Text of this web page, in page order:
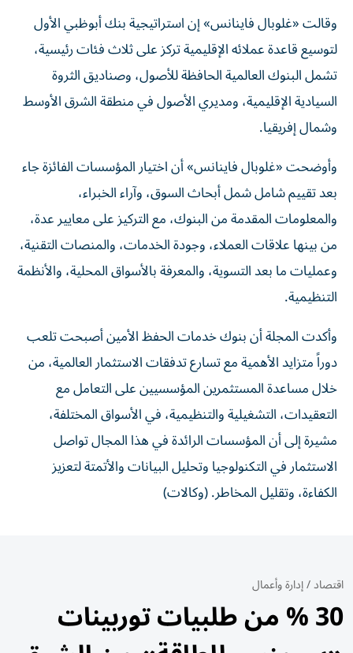
وقالت «غلوبال فاينانس» إن استراتيجية بنك أبوظبي الأول
لتوسيع قاعدة عملائه الإقليمية تركز على ثلاث فئات رئيسية،
تشمل البنوك العالمية الحافظة للأصول، وصناديق الثروة
السيادية الإقليمية، ومديري الأصول في منطقة الشرق الأوسط
وشمال إفريقيا.
وأوضحت «غلوبال فاينانس» أن اختيار المؤسسات الفائزة جاء
بعد تقييم شامل شمل أبحاث السوق، وآراء الخبراء،
والمعلومات المقدمة من البنوك، مع التركيز على معايير عدة،
من بينها علاقات العملاء، وجودة الخدمات، والمنصات التقنية،
وعمليات ما بعد التسوية، والمعرفة بالأسواق المحلية، والأنظمة
التنظيمية.
وأكدت المجلة أن بنوك خدمات الحفظ الأمين أصبحت تلعب
دوراً متزايد الأهمية مع تسارع تدفقات الاستثمار العالمية، من
خلال مساعدة المستثمرين المؤسسيين على التعامل مع
التعقيدات، التشغيلية والتنظيمية، في الأسواق المختلفة،
مشيرة إلى أن المؤسسات الرائدة في هذا المجال تواصل
الاستثمار في التكنولوجيا وتحليل البيانات والأتمتة لتعزيز
الكفاءة، وتقليل المخاطر. (وكالات)
اقتصاد/إدارة وأعمال
30 % من طلبيات توربينات